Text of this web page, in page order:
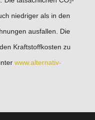
niedriger als in den
ausfallen. Die
Kraftstoffkosten zu
www.alternativ-